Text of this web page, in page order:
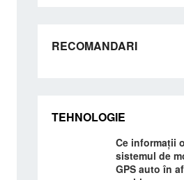
RECOMANDARI
TEHNOLOGIE
Ce informații
sistemul de
GPS auto în